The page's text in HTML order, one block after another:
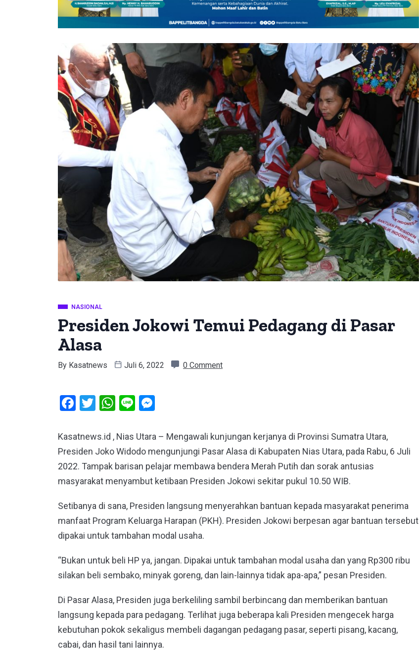
NASIONAL
Presiden Jokowi Temui Pedagang di Pasar
Alasa
By Kasatnews Juli 6, 2022 0 Comment
Facebook
Twitter
WhatsApp
Line
Kasatnews.id , Nias Utara – Mengawali kunjungan kerjanya di Provinsi Sumatra Utara,
Presiden Joko Widodo mengunjungi Pasar Alasa di Kabupaten Nias Utara, pada Rabu, 6 Juli
2022. Tampak barisan pelajar membawa bendera Merah Putih dan sorak antusias
masyarakat menyambut ketibaan Presiden Jokowi sekitar pukul 10.50 WIB.
Setibanya di sana, Presiden langsung menyerahkan bantuan kepada masyarakat penerima
manfaat Program Keluarga Harapan (PKH). Presiden Jokowi berpesan agar bantuan tersebut
dipakai untuk tambahan modal usaha.
“Bukan untuk beli HP ya, jangan. Dipakai untuk tambahan modal usaha dan yang Rp300 ribu
silakan beli sembako, minyak goreng, dan lain-lainnya tidak apa-apa,” pesan Presiden.
Di Pasar Alasa, Presiden juga berkeliling sambil berbincang dan memberikan bantuan
langsung kepada para pedagang. Terlihat juga beberapa kali Presiden mengecek harga
kebutuhan pokok sekaligus membeli dagangan pedagang pasar, seperti pisang, kacang,
cabai, dan hasil tani lainnya.